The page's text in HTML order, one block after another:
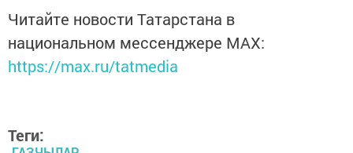
Читайте новости Татарстана в
национальном мессенджере MАХ:
https://max.ru/tatmedia
Теги: